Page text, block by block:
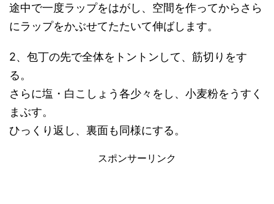
途中で一度ラップをはがし、空間を作ってからさら
にラップをかぶせてたたいて伸ばします。
2、包丁の先で全体をトントンして、筋切りをす
る。
さらに塩・白こしょう各少々をし、小麦粉をうすく
まぶす。
ひっくり返し、裏面も同様にする。
スポンサーリンク